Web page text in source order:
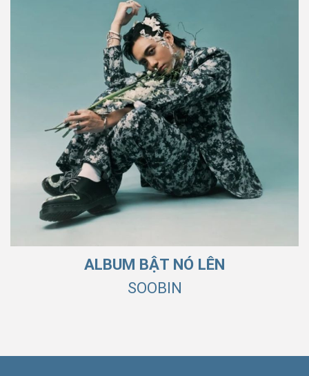
ALBUM BẬT NÓ LÊN
SOOBIN